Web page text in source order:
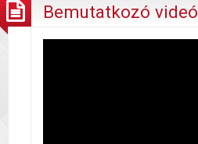
Bemutatkozó videó